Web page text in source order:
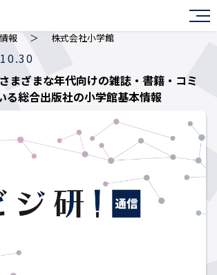
報 ＞ 株式会社小学館
まざまな年代向けの雑誌・書籍・コミ
る総合出版社の小学館基本情報